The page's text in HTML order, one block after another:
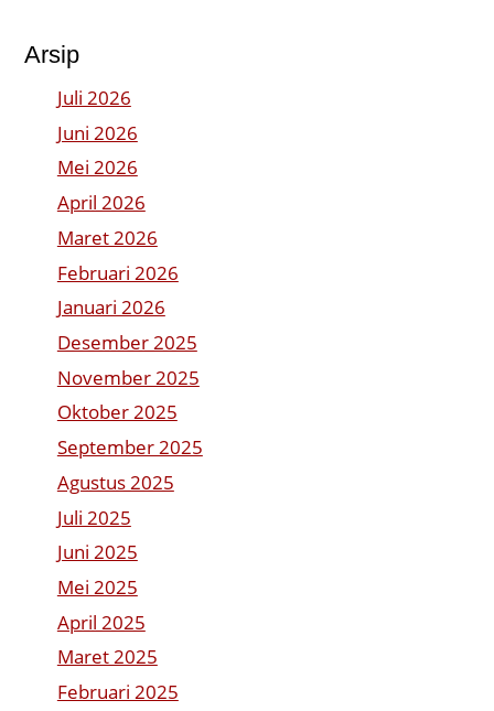
Arsip
Juli 2026
Juni 2026
Mei 2026
April 2026
Maret 2026
Februari 2026
Januari 2026
Desember 2025
November 2025
Oktober 2025
September 2025
Agustus 2025
Juli 2025
Juni 2025
Mei 2025
April 2025
Maret 2025
Februari 2025